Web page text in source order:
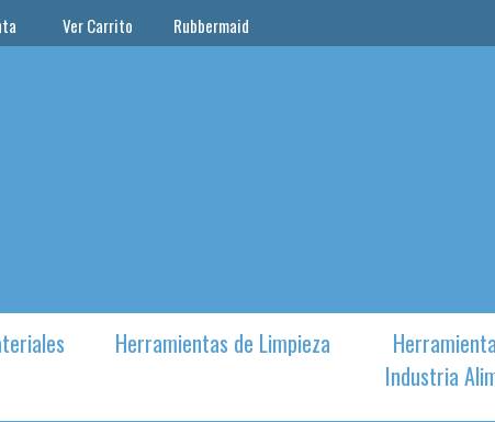
Ver Carrito Rubbermaid
Herramientas de Limpieza
Industria